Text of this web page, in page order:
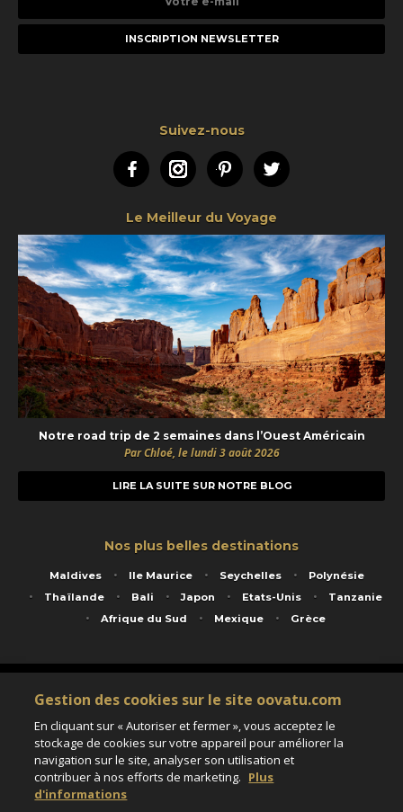
e-
Suivez-nous
FacebookInstagramPinterestTwitter
Le Meilleur du Voyage
Notre road trip de 2 semaines dans l’Ouest Américain
Par Chloé, le lundi 3 août 2026
LIRE LA SUITE SUR NOTRE BLOG
Nos plus belles destinations
Maldives Ile Maurice Seychelles
Polynésie
Thaïlande
Bali Japon Etats-Unis
Tanzanie
Afrique du Sud
Mexique Grèce
Service animé par Nautil Voyages - 22 rue Georges Picquart 75017 Paris - S.A.S
au capital de 155 696 euros - RCS Paris B 423 671 973 - Code APE 7911Z
Matricule Atout France IM075100020 - Garantie financière Groupama - Agrément IATA
Assurance responsabilité civile et professionnelle HISCOX RCP0081066
Gestion des cookies sur le site oovatu.com
En cliquant sur « Autoriser et fermer », vous acceptez le
stockage de cookies sur votre appareil pour améliorer la
navigation sur le site, analyser son utilisation et
contribuer à nos efforts de marketing. Plus
d'informations